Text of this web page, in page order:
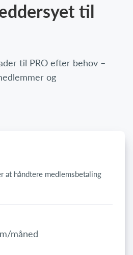
til
til PRO efter behov –
og
at håndtere medlemsbetaling
måned